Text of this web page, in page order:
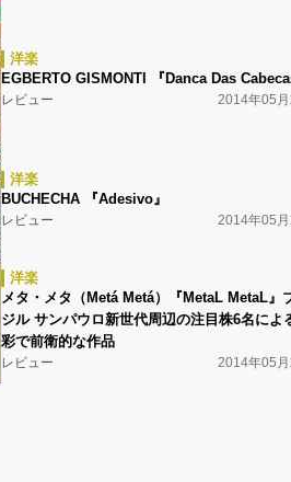
洋楽
EGBERTO GISMONTI 『Danca Das
レビュー 2014年05
洋楽
BUCHECHA 『Adesivo』
レビュー 2014年05
洋楽
メタ・メタ（Metá Metá）『MetaL MetaL』
ジル サンパウロ新世代周辺の注目株6名によ
彩で前衛的な作品
レビュー 2014年05